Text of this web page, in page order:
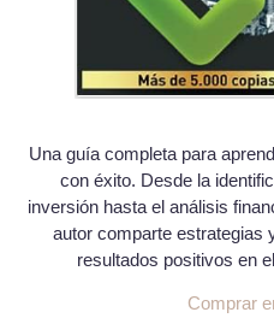
Una guía completa para
con éxito. Desde la
inversión hasta el análisis
autor comparte estrategias
resultados positivos en el
Comprar